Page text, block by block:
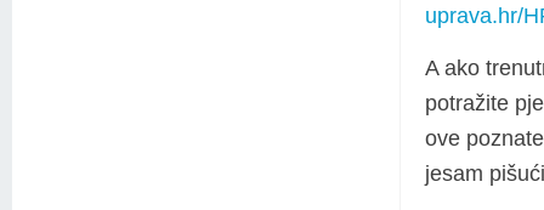
uprava.hr/
A ako
potražite
ove
jesam